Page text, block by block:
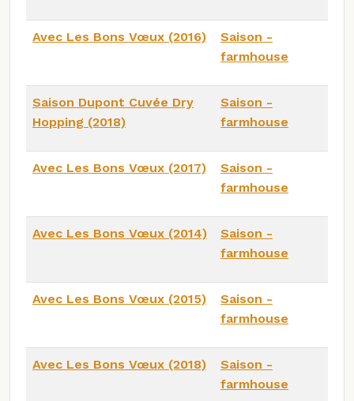
Avec Les Bons Vœux (2016)
Saison -
farmhouse
Saison Dupont Cuvée Dry
Hopping (2018)
Saison -
farmhouse
Avec Les Bons Vœux (2017)
Saison -
farmhouse
Avec Les Bons Vœux (2014)
Saison -
farmhouse
Avec Les Bons Vœux (2015)
Saison -
farmhouse
Avec Les Bons Vœux (2018)
Saison -
farmhouse